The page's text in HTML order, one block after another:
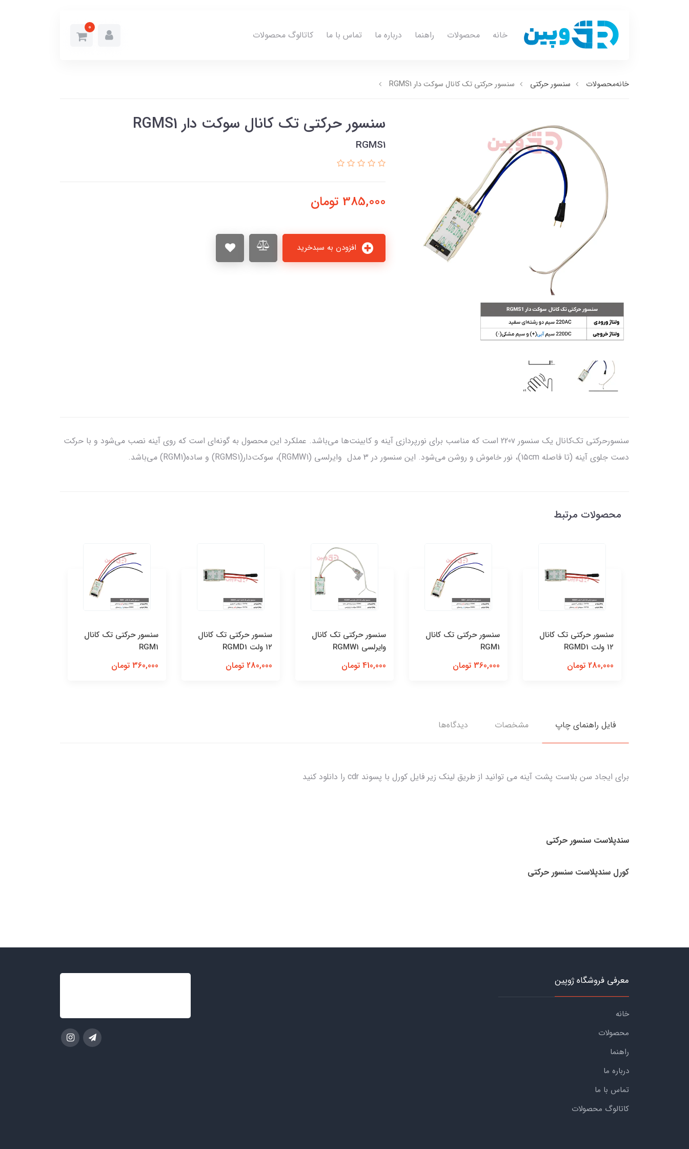
خانه محصولات راهنما درباره ما تماس با ما کاتالوگ محصولات
0
خانهمحصولات سنسور حرکتی سنسور حرکتی تک کانال سوکت دار RGMS1
سنسور حرکتی تک کانال سوکت دار RGMS1
RGMS1
385,000 تومان
سنسورحرکتی تک‌کانال یک سنسور 220v است که مناسب برای نورپردازی آینه و کابینت‌ها می‌باشد. عملکرد این محصول به گونه‌ای است که روی آینه نصب می‌شود و با حرکت
دست جلوی آينه (تا فاصله ۱۵cm)، نور خاموش و روشن می‌شود. این سنسور در ۳ مدل وایرلسی (RGMW1)، سوکت‌دار(RGMS1) و ساده(RGM1) می‌باشد.
محصولات مرتبط
سنسور حرکتی تک کانال
سنسور حرکتی تک کانال
سنسور حرکتی تک کانال
سنسور حرکتی تک کانال
سنسور حرکتی تک کانال
سنسور حرکتی تک کانال
فایل راهنمای چاپ مشخصات دیدگاه‌ها
برای ایجاد سن بلاست پشت آینه می توانید از طریق لینک زیر فایل کورل با پسوند cdr را دانلود کنید
سندپلاست سنسور حرکتی
کورل سندپلاست سنسور حرکتی
معرفی فروشگاه ژوپین
خانه
محصولات
راهنما
درباره ما
تماس با ما
کاتالوگ محصولات